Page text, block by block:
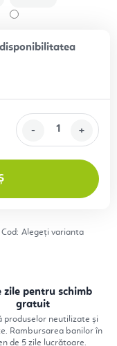
Cod: Alegeţi varianta
zile pentru schimb
gratuit
produselor neutilizate și
Rambursarea banilor în
de 5 zile lucrătoare.